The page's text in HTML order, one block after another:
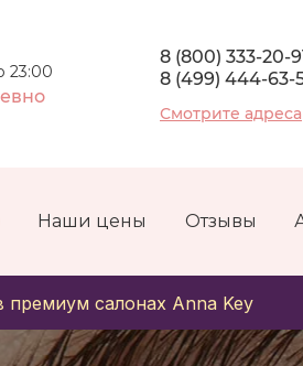
23:00
8 (800) 333-20-
8 (499) 444-63-
Смотрите адреса
Наши цены Отзывы
салонах Anna Key